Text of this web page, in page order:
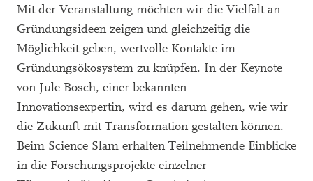
Mit der Veranstaltung möchten wir die Vielfalt an
Gründungsideen zeigen und gleichzeitig die
Möglichkeit geben, wertvolle Kontakte im
Gründungsökosystem zu knüpfen. In der Keynote
von Jule Bosch, einer bekannten
Innovationsexpertin, wird es darum gehen, wie wir
die Zukunft mit Transformation gestalten können.
Beim Science Slam erhalten Teilnehmende Einblicke
in die Forschungsprojekte einzelner